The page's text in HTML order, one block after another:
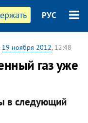
РУС
19 ноября 2012, 12:48
газ уже
в следующий